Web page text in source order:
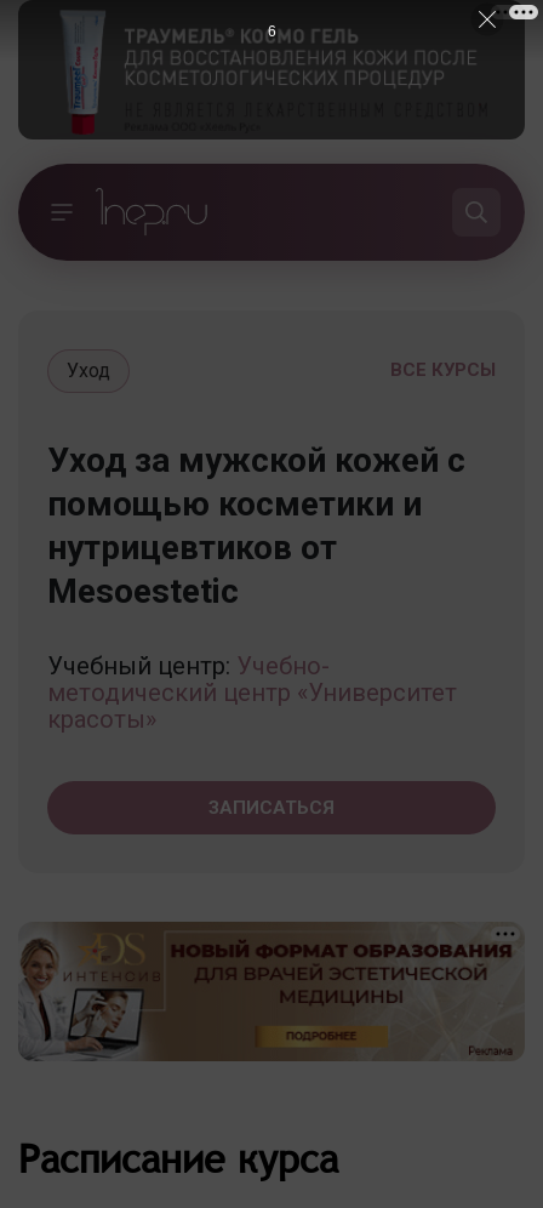
ВСЕ КУРСЫ
Уход
Уход за мужской кожей с
помощью косметики и
нутрицевтиков от
Mesoestetic
Учебный центр: Учебно-
методический центр «Университет
красоты»
ЗАПИСАТЬСЯ
Расписание курса
5